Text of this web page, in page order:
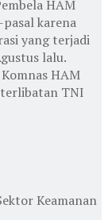
HAM
karena
yang terjadi
lalu.
HAM
TNI
Keamanan